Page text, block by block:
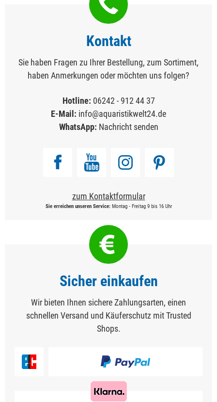
Kontakt
Sie haben Fragen zu Ihrer Bestellung, zum Sortiment,
haben Anmerkungen oder möchten uns folgen?
Hotline: 06242 - 912 44 37
E-Mail: info@aquaristikwelt24.de
WhatsApp: Nachricht senden
zum Kontaktformular
Sie erreichen unseren Service:Montag - Freitag 9 bis 16 Uhr
Sicher einkaufen
Wir bieten Ihnen sichere Zahlungsarten, einen
schnellen Versand und Käuferschutz mit Trusted
Shops.